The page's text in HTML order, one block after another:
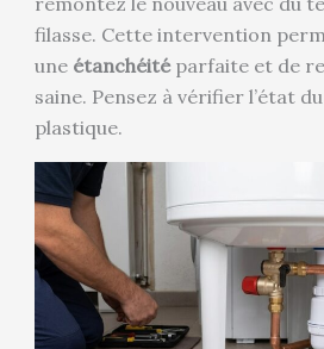
filasse. Cette intervention
une étanchéitéparfaite et de
saine. Pensez à vérifier l’état
plastique.